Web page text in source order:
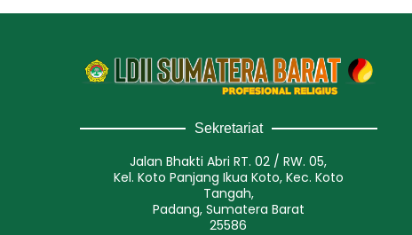
Sekretariat
Jalan Bhakti Abri RT. 02 / RW. 05,
Kel. Koto Panjang Ikua Koto, Kec. Koto
Tangah,
Padang, Sumatera Barat
25586